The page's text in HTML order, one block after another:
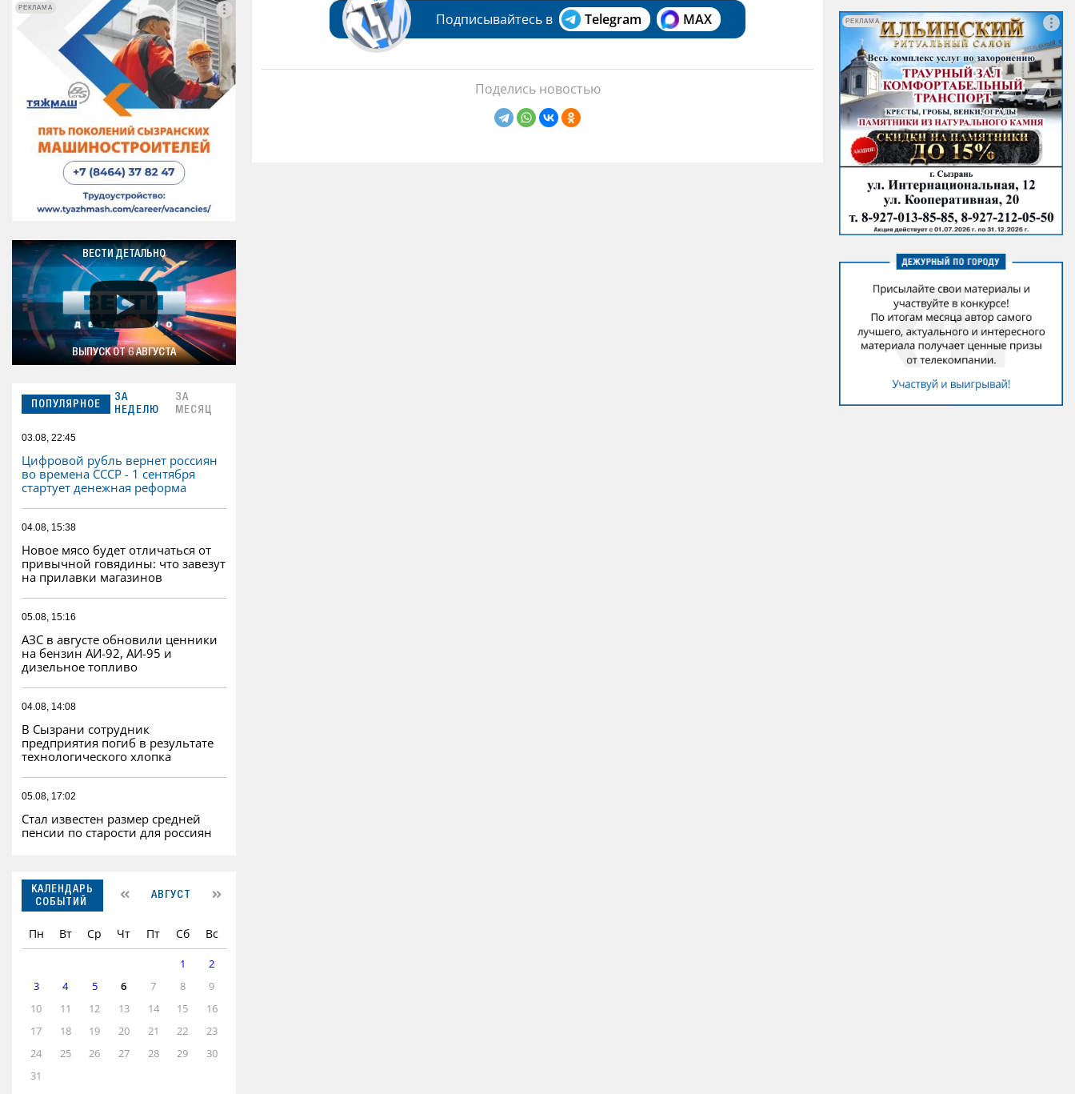
РЕКЛАМА РЕКЛАМА
ВЕСТИ ДЕТАЛЬНО
ВЫПУСК ОТ 6 АВГУСТА
ПОПУЛЯРНОЕ
ЗА
НЕДЕЛЮ
ЗА
МЕСЯЦ
03.08, 22:45
Цифровой рубль вернет россиян
во времена СССР - 1 сентября
стартует денежная реформа
04.08, 15:38
Новое мясо будет отличаться от
привычной говядины: что завезут
на прилавки магазинов
05.08, 15:16
АЗС в августе обновили ценники
на бензин АИ-92, АИ-95 и
дизельное топливо
04.08, 14:08
В Сызрани сотрудник
предприятия погиб в результате
технологического хлопка
05.08, 17:02
Стал известен размер средней
пенсии по старости для россиян
КАЛЕНДАРЬ
СОБЫТИЙ
АВГУСТ
Пн Вт Ср Чт Пт Сб Вс
1
2
3
4 5 6 7 8
9
10
11 12 13 14 15
16
17
18 19 20 21 22
23
24
25 26 27 28 29
30
31
Подписывайтесь в Telegram MAX
Поделись новостью
РЕКЛАМА